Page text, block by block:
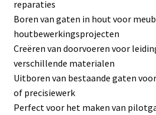
My account
Over Ons
Overzicht
Privacybeleid
reparaties
Boren van gaten in hout voor
houtbewerkingsprojecten
Creëren van doorvoeren voor
verschillende materialen
Uitboren van bestaande gaten
of precisiewerk
Perfect voor het maken van